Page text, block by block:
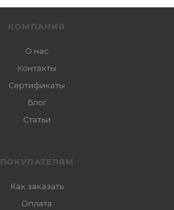
КОМПАНИЯ
О нас
Контакты
Сертификаты
Блог
Статьи
ПОКУПАТЕЛЯМ
Как заказать
Оплата